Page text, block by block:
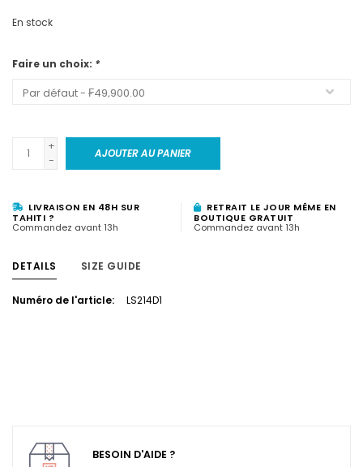
En stock
Faire un choix: *
+
-
AJOUTER AU PANIER
LIVRAISON EN 48H SUR
TAHITI ?
Commandez avant 13h
RETRAIT LE JOUR MÊME EN
BOUTIQUE GRATUIT
Commandez avant 13h
DETAILS SIZE GUIDE
Numéro de l'article: LS214D1
BESOIN D'AIDE ?